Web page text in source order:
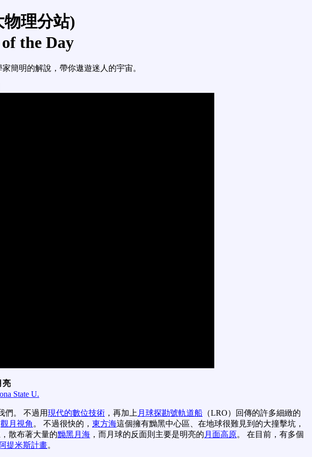
理分站)
the Day
簡明的解說，帶你遨遊迷人的宇宙。
亮
State U.
們。 不過用現代的數位技術 ，再加上 月球探勘號軌道船 （LRO）回傳的許多細緻的
觀月視角 。 不過很快的， 東方海這個擁有黝黑中心區、在地球很難見到的大撞擊坑，
散布著大量的黝黑月海 ，而月球的反面則主要是明亮的 月面高原。 在目前，有多個
阿提米斯計畫。